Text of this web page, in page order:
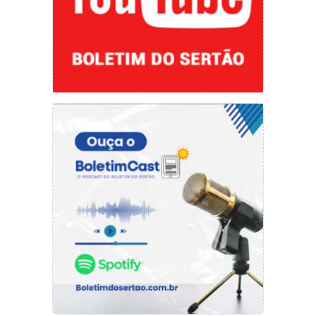
Fazenda) para a liberação dos recursos.
Carlienne Carpaso
carliene@cidadeverde.com